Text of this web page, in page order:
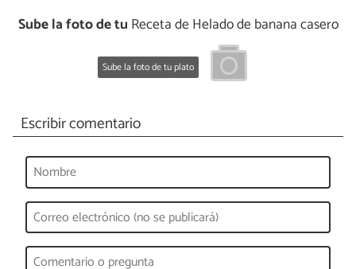
Sube la foto de tu Receta de Helado de banana casero
Sube la foto de tu plato
Escribir comentario